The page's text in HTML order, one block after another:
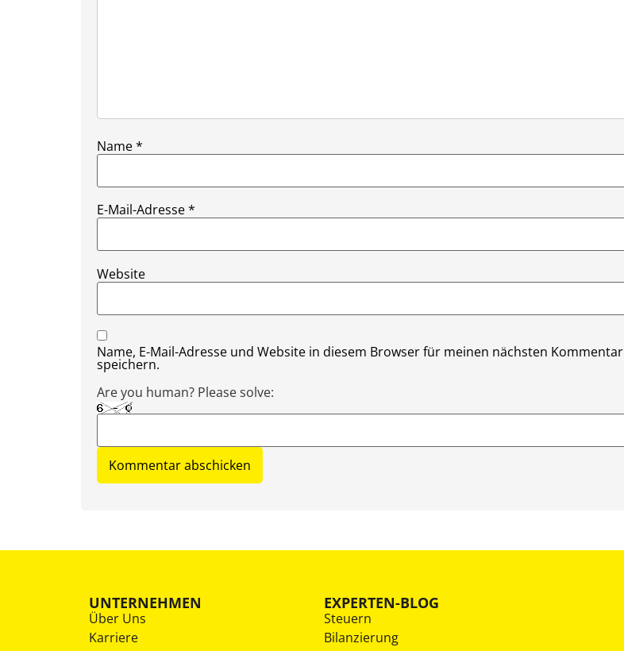
Name*
E-Mail-Adresse*
Website
Name, E-Mail-Adresse und Website in diesem Browser für meinen nächsten Kommentar
speichern.
Are you human? Please solve:
UNTERNEHMEN
Über Uns
Karriere
EXPERTEN-BLOG
Steuern
Bilanzierung